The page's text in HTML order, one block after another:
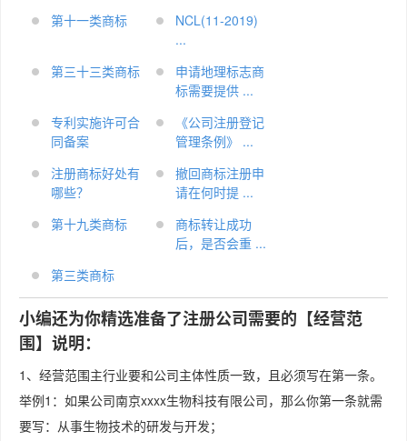
第十一类商标
NCL(11-2019)
...
第三十三类商标
申请地理标志商
标需要提供 ...
专利实施许可合
同备案
《公司注册登记
管理条例》 ...
注册商标好处有
哪些？
撤回商标注册申
请在何时提 ...
第十九类商标
商标转让成功
后，是否会重 ...
第三类商标
小编还为你精选准备了注册公司需要的【经营范
围】说明：
1、经营范围主行业要和公司主体性质一致，且必须写在第一条。
举例1：如果公司南京xxxx生物科技有限公司，那么你第一条就需
要写：从事生物技术的研发与开发；